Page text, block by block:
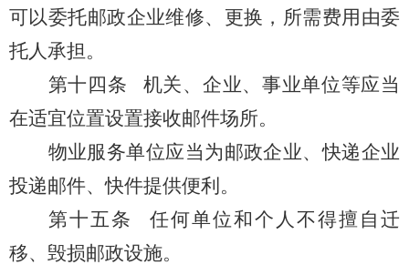
可以委托邮政企业维修、更换，所需费用由委
托人承担。
第十四条 机关、企业、事业单位等应当
在适宜位置设置接收邮件场所。
物业服务单位应当为邮政企业、快递企业
投递邮件、快件提供便利。
第十五条 任何单位和个人不得擅自迁
移、毁损邮政设施。